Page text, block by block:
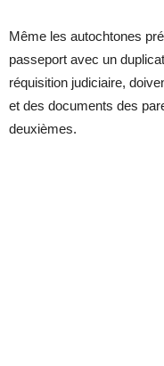
Même les autochtones
passeport avec un
réquisition judiciaire,
et des documents des
deuxièmes.